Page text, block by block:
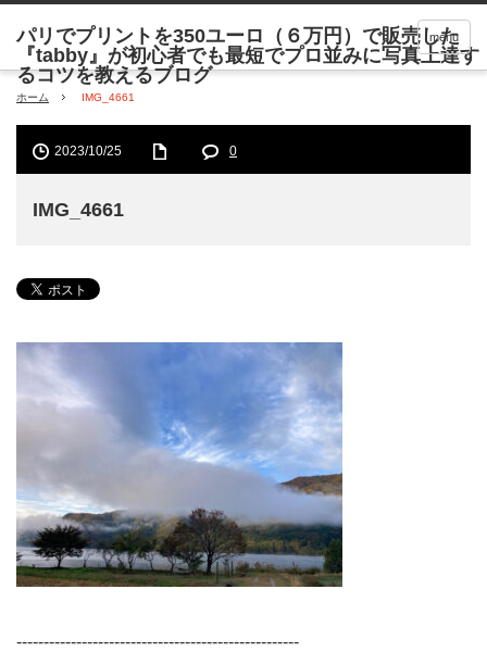
menu
ホーム IMG_4661
2023/10/25 0
IMG_4661
----------------------------------------------------